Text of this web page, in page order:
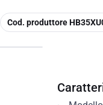
copia
Cod. produttore